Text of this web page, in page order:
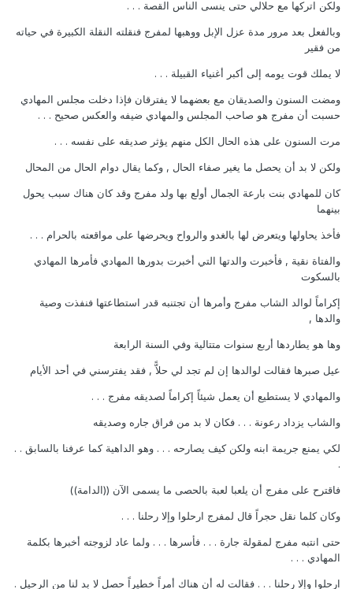
ولكن اتركها مع حلالي حتى ينسى الناس القصة . . .
وبالفعل بعد مرور مدة عزل الإبل ووهبها لمفرج فنقلته النقلة الكبيرة في حياته
من فقير
لا يملك قوت يومه إلى أكبر أغنياء القبيلة . . .
ومضت السنون والصديقان مع بعضهما لا يفترقان فإذا دخلت مجلس المهادي
حسبت أن مفرج هو صاحب المجلس والمهادي ضيفه والعكس صحيح . . .
مرت السنون على هذه الحال الكل منهم يؤثر صديقه على نفسه . . .
ولكن لا بد أن يحصل ما يغير صفاء الحال , وكما يقال دوام الحال من المحال
كان للمهادي بنت بارعة الجمال أولع بها ولد مفرج وقد كان هناك سبب يحول
بينهما
فأخذ يحاولها ويتعرض لها بالغدو والرواح ويحرضها على مواقعته بالحرام . . .
والفتاة نقية , فأخبرت والدتها التي أخبرت بدورها المهادي فأمرها المهادي
بالسكوت
إكراماً لوالد الشاب مفرج وأمرها أن تجتنبه قدر استطاعتها فنفذت وصية
والدها ,
وها هو يطاردها أربع سنوات متتالية وفي السنة الرابعة
عيل صبرها فقالت لوالدها إن لم تجد لي حلاًّ , فقد يفترسني في أحد الأيام
والمهادي لا يستطيع أن يعمل شيئاً إكراماً لصديقه مفرج . . .
والشاب يزداد رعونة . . . فكان لا بد من فراق جاره وصديقه
لكي يمنع جريمة ابنه ولكن كيف يصارحه . . . وهو الداهية كما عرفنا بالسابق . .
فاقترح على مفرج أن يلعبا لعبة بالحصى ما يسمى الآن ((الدامة))
وكان كلما نقل حجراً قال لمفرج ارحلوا وإلا رحلنا . . .
حتى انتبه مفرج لمقولة جارة . . . فأسرها . . . ولما عاد لزوجته أخبرها بكلمة
المهادي . . .
ارحلوا وإلا رحلنا . . . فقالت له أن هناك أمراً خطيراً حصل لا بد لنا من الرحيل .